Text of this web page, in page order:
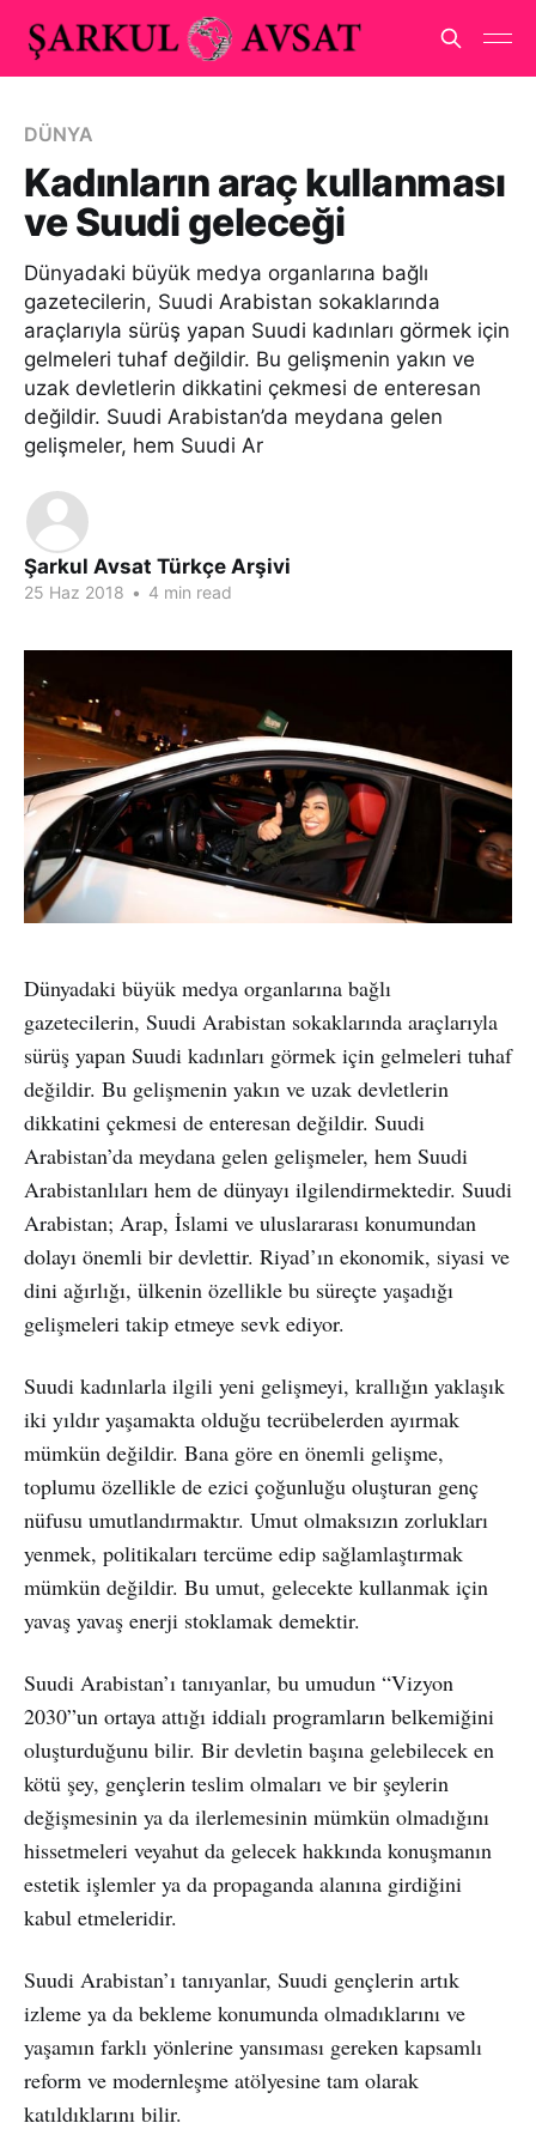
DÜNYA
Kadınların araç kullanması
ve Suudi geleceği
Dünyadaki büyük medya organlarına bağlı
gazetecilerin, Suudi Arabistan sokaklarında
araçlarıyla sürüş yapan Suudi kadınları görmek için
gelmeleri tuhaf değildir. Bu gelişmenin yakın ve
uzak devletlerin dikkatini çekmesi de enteresan
değildir. Suudi Arabistan’da meydana gelen
gelişmeler, hem Suudi Ar
Şarkul Avsat Türkçe Arşivi
25 Haz 2018 • 4 min read
Dünyadaki büyük medya organlarına bağlı
gazetecilerin, Suudi Arabistan sokaklarında araçlarıyla
sürüş yapan Suudi kadınları görmek için gelmeleri tuhaf
değildir. Bu gelişmenin yakın ve uzak devletlerin
dikkatini çekmesi de enteresan değildir. Suudi
Arabistan’da meydana gelen gelişmeler, hem Suudi
Arabistanlıları hem de dünyayı ilgilendirmektedir. Suudi
Arabistan; Arap, İslami ve uluslararası konumundan
dolayı önemli bir devlettir. Riyad’ın ekonomik, siyasi ve
dini ağırlığı, ülkenin özellikle bu süreçte yaşadığı
gelişmeleri takip etmeye sevk ediyor.
Suudi kadınlarla ilgili yeni gelişmeyi, krallığın yaklaşık
iki yıldır yaşamakta olduğu tecrübelerden ayırmak
mümkün değildir. Bana göre en önemli gelişme,
toplumu özellikle de ezici çoğunluğu oluşturan genç
nüfusu umutlandırmaktır. Umut olmaksızın zorlukları
yenmek, politikaları tercüme edip sağlamlaştırmak
mümkün değildir. Bu umut, gelecekte kullanmak için
yavaş yavaş enerji stoklamak demektir.
Suudi Arabistan’ı tanıyanlar, bu umudun “Vizyon
2030”un ortaya attığı iddialı programların belkemiğini
oluşturduğunu bilir. Bir devletin başına gelebilecek en
kötü şey, gençlerin teslim olmaları ve bir şeylerin
değişmesinin ya da ilerlemesinin mümkün olmadığını
hissetmeleri veyahut da gelecek hakkında konuşmanın
estetik işlemler ya da propaganda alanına girdiğini
kabul etmeleridir.
Suudi Arabistan’ı tanıyanlar, Suudi gençlerin artık
izleme ya da bekleme konumunda olmadıklarını ve
yaşamın farklı yönlerine yansıması gereken kapsamlı
reform ve modernleşme atölyesine tam olarak
katıldıklarını bilir.